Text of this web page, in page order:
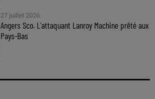
27 juillet 2026
Angers Sco. L'attaquant Lanroy Machine prêté aux
Pays-Bas